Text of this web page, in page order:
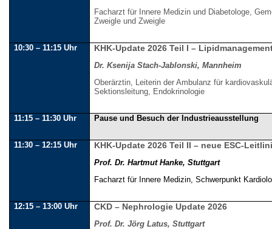
Facharzt für Innere Medizin und Diabetologe,
Zweigle und Zweigle
10:30 – 11:15 Uhr KHK-Update 2026 Teil I –
Dr. Ksenija Stach-Jablonski, Mannheim
Oberärztin, Leiterin der Ambulanz für
Sektionsleitung, Endokrinologie
11:15 – 11:30 Uhr Pause und Besuch der Industrieausstellung
11:30 – 12:15 Uhr KHK-Update 2026 Teil II – neue ESC-
Prof. Dr. Hartmut Hanke, Stuttgart
Facharzt für Innere Medizin, Schwerpunkt
12:15 – 13:00 Uhr CKD – Nephrologie Update 2026
Prof. Dr. Jörg Latus, Stuttgart